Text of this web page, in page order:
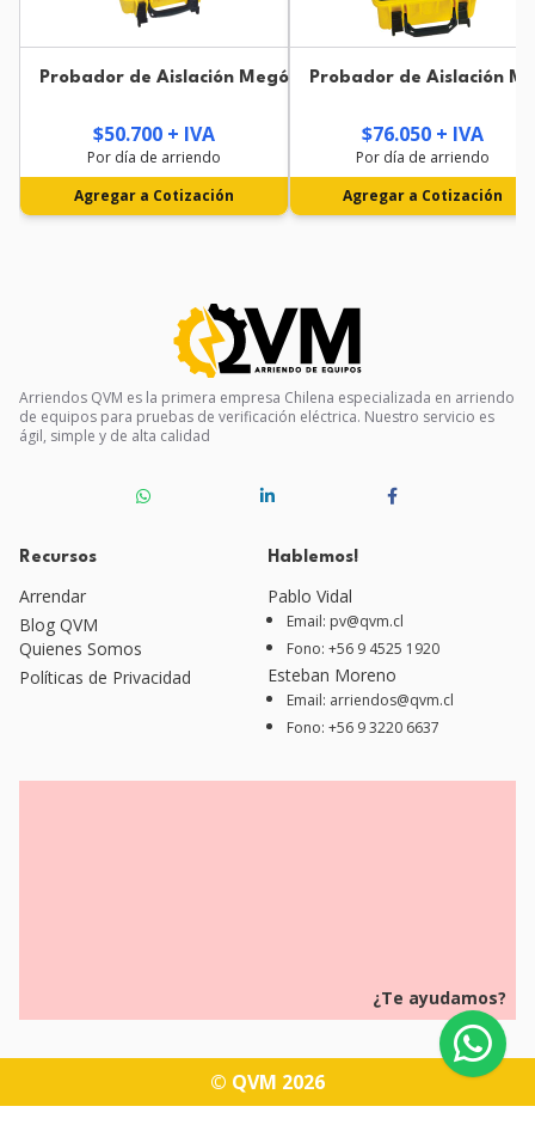
¿Te ayudamos?
Probador de Aislación Megóhmetro AEMC 1060 1kV
$50.700 + IVA
Por día de arriendo
Agregar a Cotización
Probador de Aislación
$76.050 + IVA
Por día de arriendo
Agregar a Cotización
Arriendos QVM es la primera empresa Chilena especializada en arriendo
de equipos para pruebas de verificación eléctrica. Nuestro servicio es
ágil, simple y de alta calidad
Recursos
Arrendar
Blog QVM
Quienes Somos
Políticas de Privacidad
Hablemos!
Pablo Vidal
Email: pv@qvm.cl
Fono: +56 9 4525 1920
Esteban Moreno
Email: arriendos@qvm.cl
Fono: +56 9 3220 6637
© QVM 2026